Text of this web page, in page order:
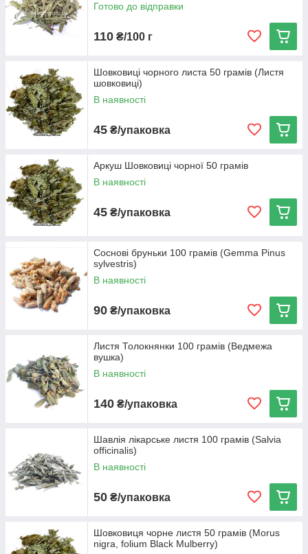
Готово до відправки
110 ₴/100 г
Шовковиці чорного листа 50 грамів (Листя
шовковиці)
В наявності
45 ₴/упаковка
Аркуш Шовковиці чорної 50 грамів
В наявності
45 ₴/упаковка
Соснові бруньки 100 грамів (Gemma Pinus
sylvestris)
В наявності
90 ₴/упаковка
Листя Толокнянки 100 грамів (Ведмежа
вушка)
В наявності
140 ₴/упаковка
Шавлія лікарське листя 100 грамів (Salvia
officinalis)
В наявності
50 ₴/упаковка
Шовковиця чорне листя 50 грамів (Morus
nigra, folium Black Mulberry)